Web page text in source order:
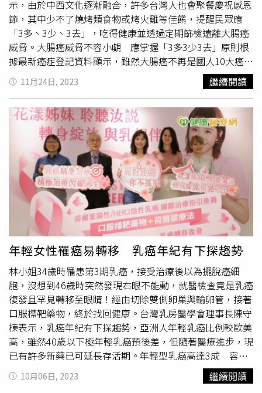
接著進行手術治療，但若腫瘤較大者常會先進行手術前輔助
化學治療，手術後接續評估復發風險。高復發風險族群特徵
如下，建議及早與主治醫師討論治療策略：淋巴結轉移4顆
以上淋巴結轉移1-3顆加下列其中1項條件：腫瘤≥5公分、
腫瘤分化程度第三級、Ki-67指數大於20%。細胞週期抑制
劑加上標準荷爾蒙治療 手術後輔助治療預防復發趙醫師表
示，無論復發風險高低，治療重點是在患者尚未復發之前就
予以預防，在完整的手術後，對於高復發風險族群，就有下
列輔助治療策略：第一、化學治療現今醫學發達，化療被列
為標準治療的一環，有助降低復發風險。第二、荷爾蒙治療
若患者能耐受副作用，可進行5-10年療程，可依復發風險決
定服藥多久。第三、局部放射治療若腋下淋巴結轉移超過4
顆、腫瘤大於5公分，以及接受標準乳房保留手術的病患，
建議在化療後接受放射治療。第四、細胞週期抑制劑最新發
展出的細胞週期抑制劑可與荷爾蒙治療合併使用，也可算是
標靶治療的一種，療程為2年。完整的荷爾蒙治療加上細胞
週期抑制劑，根據研究可再降低32%的復發風險，效果非常
顯著，優於僅使用荷爾蒙治療，因此細胞週期抑制劑扮演了
關鍵角色。此療法目前為自費，猶如預先買保險，治療越完
整，復發風險就越低。2年1次乳癌篩檢＋個人化精準治療
綻放粉紅人生「每個病人都非常珍貴」，趙大中醫師呼籲，
女性身為家庭、社會、職場的中堅分子，面對乳癌頭號殺
手，應定期接受乳房X光攝影及乳房超音波檢查，及早發現
及早治療。台灣乳癌患者9成為早期，可跟醫師討論個人化
治療策略，且台灣治療技術先進，醫療團隊會盡其所能讓患
者接受最完整的治療。依世界衛生組織（WHO）及實證醫
學證明，癌症篩檢可有效降低癌症死亡率及提高存活率。根
據衛生福利部國民健康署統計資料分析顯示，每2年1次乳房
示，由於中西文化逐漸融合，許多台灣人也會聚餐慶祝感恩
節，其中少不了燒烤類食物或烤火雞等佳餚，提醒民眾應
「3多、3少、3去」，吃得健康並透過定期篩檢遠離大腸癌
威脅。大腸癌威脅不容小覷 應掌握「3多3少3去」原則根
據最新癌症登記資料顯示，雖然大腸癌不再是國人10大癌症
第1位，但110年大腸癌新診斷個案仍有1萬6,238人，為10
大癌症發生人數第2名。衛福部統計，111年超過6千人死於
生活飲食習慣有關，如：愛吃燒烤與紅肉、缺乏運動或肥胖
等因素，再加上沒有定期篩檢，都是造成大腸癌快速攀升的
原因。為了讓民眾能「腸」保健康，感恩節安心健康享用美
食，國健署提供健康「3多3少3去」原則：3多－多蔬果、
多喝水、多運動： 多蔬果： 多蔬果：蔬果富含維生素、礦
物質，且膳食纖維可增加飽足感、促進腸胃蠕動，同時也可
以減少肉類或主食類的攝取量。應挑選當季新鮮、顏色豐富
的蔬果。多喝水：可以避免血液太黏稠、減少熱量攝取，以
擺脫肥胖、慢性病威脅，並能促進腸胃蠕動進而預防便秘，
維持身體健康。建議成人每日飲用6－8杯水（240 ml／
杯），分次小口慢慢喝。另外，含糖飲料不僅無法解渴，反
而會攝取過多的熱量，提醒民眾應養成喝白開水的習慣，既
省錢又可減少身體的負擔。多運動：世界衛生組織
（WHO）指出，21%－25%的大腸癌可歸因於身體活動不
足，建議親朋好友歡聚之時，茶餘飯後相揪逗陣散步，還能
降低大腸癌罹患風險，一舉數得。3少–少油鹽、少紅肉、少
醬料： 少油鹽： 少油鹽：減少油的用量，並建議選用植物
油，因為含有較高比例的單元不飽和脂肪酸，可以保護心血
管，但高溫烹煮會使油脂變性應盡量避免；而少鹽則可以降
低鈉的攝取，減少身體負擔。少紅肉：國際癌症研究總署指
11月24日, 2023 繼續閱讀
年輕女性罹癌易轉移 乳癌年紀有下探趨勢
林小姐34歲時罹患第3期乳癌，接受治療後以為擺脫癌細
胞，沒想到46歲時突然發現右眼不能動，就醫檢查竟是乳癌
復發且罕見轉移至眼睛！經由切除雙側卵巢與輸卵管，接著
口服標靶藥物，終於找回健康。台灣乳房醫學會理事長陳守
棟表示，乳癌年紀有下探趨勢，亞洲人年輕乳癌比例較歐美
高，雖然40歲以下極年輕乳癌預後差，但隨著醫療進步，現
已有許多新藥已可延長存活期。年輕型乳癌高達3成 容易
轉移與擴散乳癌高居國內婦女癌症發生率第1位，歌手朱俐
靜等年輕女星皆因乳癌病逝。根據衛生福利部最新癌症登記
10月06日, 2023 繼續閱讀